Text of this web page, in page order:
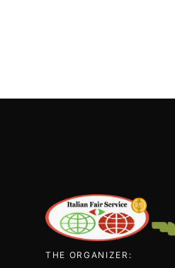
THE ORGANIZER: